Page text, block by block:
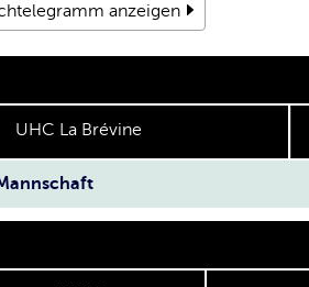
anzeigen
UHC La Brévine